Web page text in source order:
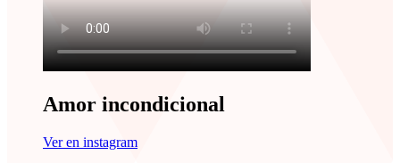
Amor incondicional
Ver en instagram